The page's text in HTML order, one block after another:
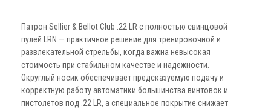
Патрон Sellier & Bellot Club .22 LR с полностью свинцовой
пулей LRN — практичное решение для тренировочной и
развлекательной стрельбы, когда важна невысокая
стоимость при стабильном качестве и надежности.
Округлый носик обеспечивает предсказуемую подачу и
корректную работу автоматики большинства винтовок и
пистолетов под .22 LR, а специальное покрытие снижает